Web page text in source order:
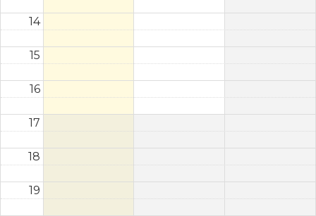
14
15
16
17
18
19